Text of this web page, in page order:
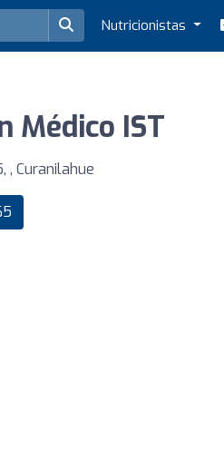
Nutricionistas
Médico IST
, Curanilahue